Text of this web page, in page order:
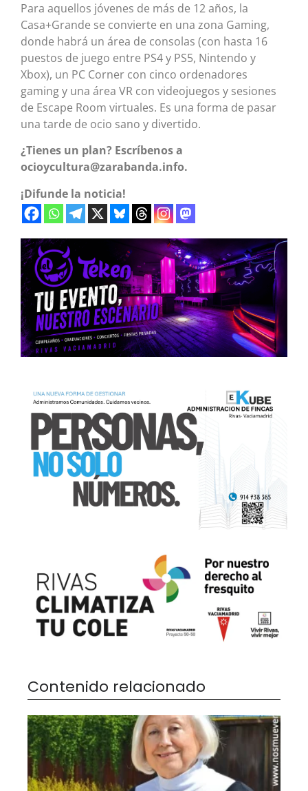
Para aquellos jóvenes de más de 12 años, la
Casa+Grande se convierte en una zona Gaming,
donde habrá un área de consolas (con hasta 16
puestos de juego entre PS4 y PS5, Nintendo y
Xbox), un PC Corner con cinco ordenadores
gaming y una área VR con videojuegos y sesiones
de Escape Room virtuales. Es una forma de pasar
una tarde de ocio sano y divertido.
¿Tienes un plan? Escríbenos a
ocioycultura@zarabanda.info.
¡Difunde la noticia!
Contenido relacionado